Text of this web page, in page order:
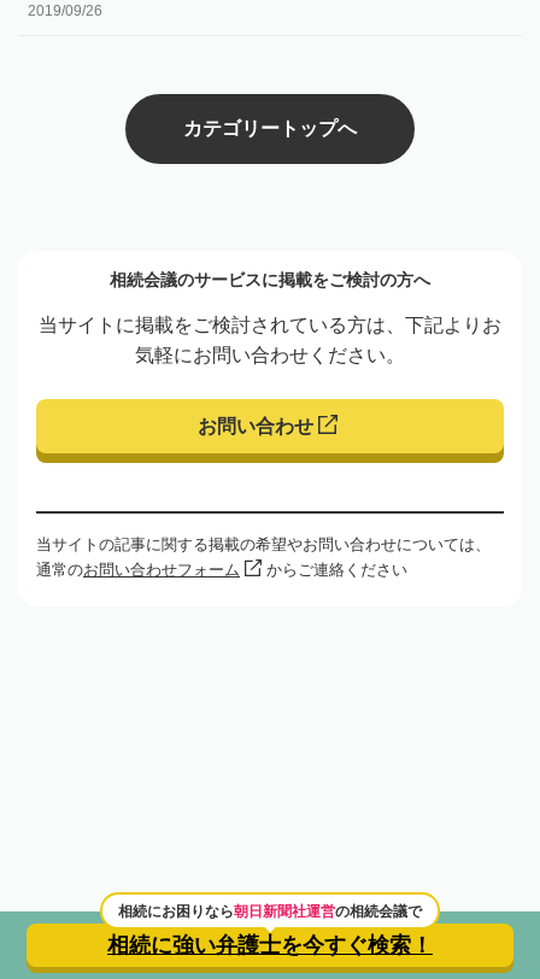
2019/09/26
カテゴリートップへ
相続会議のサービスに掲載をご検討の方へ
当サイトに掲載をご検討されている方は、下記よりお
気軽にお問い合わせください。
お問い合わせ
当サイトの記事に関する掲載の希望やお問い合わせについては、
通常のお問い合わせフォーム からご連絡ください
相続にお困りなら朝日新聞社運営の相続会議で
相続に強い弁護士を今すぐ検索！